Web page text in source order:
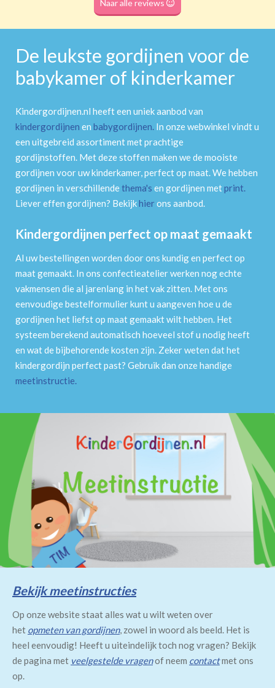
Naar alle reviews
De leukste gordijnen voor de
babykamer of kinderkamer
Kindergordijnen.nl heeft een uniek aanbod van
kindergordijnen en babygordijnen. In onze webwinkel vindt u
een uitgebreid assortiment met prachtige
gordijnstoffen. Met deze stoffen maken we de mooiste
gordijnen voor uw kinderkamer, perfect op maat. We hebben
gordijnen in verschillendethema's en gordijnen metprint.
Liever effen gordijnen? Bekijkhierons aanbod.
Kindergordijnen perfect op maat gemaakt
Al uw bestellingen worden door ons kundig en perfect op
maat gemaakt. In ons confectieatelier werken nog echte
vakmensen die al jarenlang in het vak zitten. Met ons
eenvoudige bestelformulier kunt u aangeven hoe u de
gordijnen het liefst op maat gemaakt wilt hebben. Het
systeem berekend automatisch hoeveel stof u nodig heeft
en wat de bijbehorende kosten zijn. Zeker weten dat het
kindergordijn perfect past? Gebruik dan onze handige
meetinstructie.
Bekijk meetinstructies
Op onze website staat alles wat u wilt weten over
het opmeten van gordijnen, zowel in woord als beeld. Het is
heel eenvoudig! Heeft u uiteindelijk toch nog vragen? Bekijk
de pagina met veelgestelde vragenof neem contactmet ons
op.